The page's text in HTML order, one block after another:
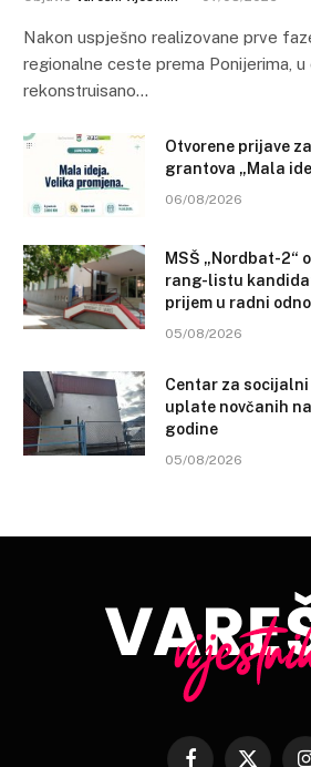
Nakon uspješno realizovane prve
regionalne ceste prema Ponijerima,
rekonstruisano…
Otvorene prijave
grantova „Mala
06/08/2026
MSŠ „Nordbat-2“
rang-listu
prijem u radni
05/08/2026
Centar za socijalni
uplate novčanih
godine
05/08/2026